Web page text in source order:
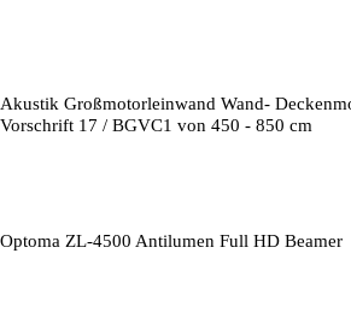
Akustik Großmotorleinwand Wand-
Vorschrift 17 / BGVC1 von 450 - 850 cm
Optoma ZL-4500 Antilumen Full HD Beamer